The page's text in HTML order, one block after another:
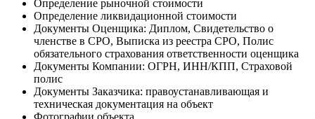
Определение рыночной стоимости
Определение ликвидационной стоимости
Документы Оценщика: Диплом, Свидетельство о
членстве в СРО, Выписка из реестра СРО, Полис
обязательного страхования ответственности оценщика
Документы Компании: ОГРН, ИНН/КПП, Страховой
полис
Документы Заказчика: правоустанавливающая и
техническая документация на объект